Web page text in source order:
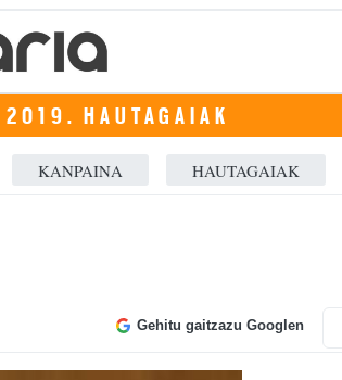
2019. HAUTAGAIAK
KANPAINA HAUTAGAIAK
Gehitu gaitzazu Googlen